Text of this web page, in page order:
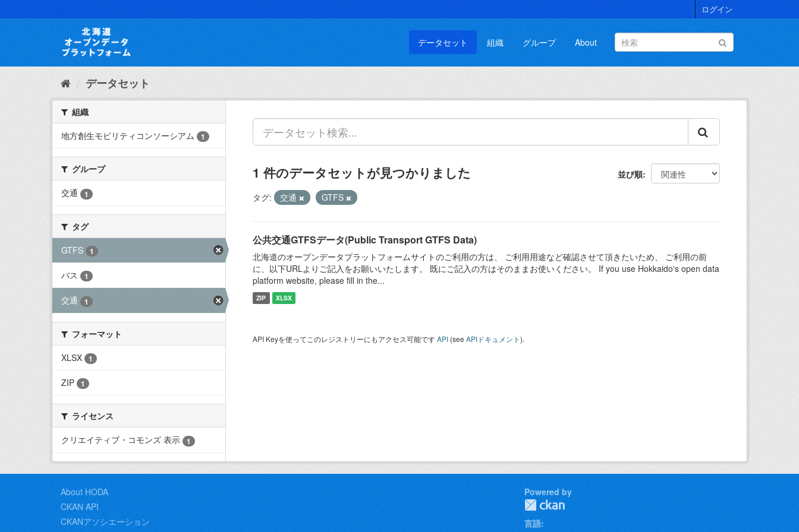
キ
て
ログイン
データセット 組織 グループ About
データセット
組織
地方創生モビリティコンソーシアム
1
グループ
交通
1
タグ
GTFS
1
バス 1
交通 1
フォーマット
XLSX
1
ZIP 1
ライセンス
クリエイティブ・コモンズ 表示
1
並び順
1 件のデータセットが見つかりました
タグ: 交通 GTFS
公共交通GTFSデータ(Public Transport GTFS Data)
北海道のオープンデータプラットフォームサイトのご利用の方は、 ご利用用途など確認させて頂きたいため、 ご利用の前
に、以下URLよりご記入をお願いいたします。 既にご記入の方はそのままお使いください。 If you use Hokkaido's open data
platform website, please fill in the...
ZIP XLSX
API Keyを使ってこのレジストリーにもアクセス可能ですAPI (see APIドキュメント).
About HODA
CKAN API
CKANアソシエーション
Powered by
言語